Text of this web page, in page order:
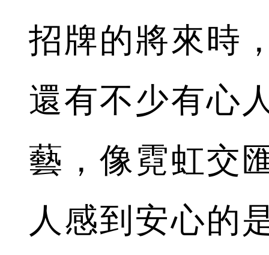
招牌的將來時
還有不少有心
藝，像霓虹交
人感到安心的